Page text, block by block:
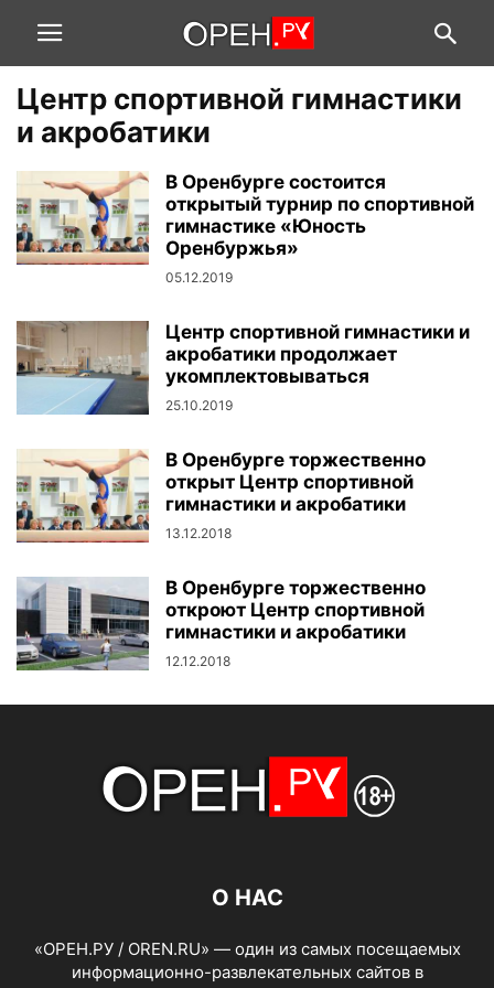
Центр спортивной гимнастики
и акробатики
В Оренбурге состоится
открытый турнир по спортивной
гимнастике «Юность
Оренбуржья»
05.12.2019
Центр спортивной гимнастики и
акробатики продолжает
укомплектовываться
25.10.2019
В Оренбурге торжественно
открыт Центр спортивной
гимнастики и акробатики
13.12.2018
В Оренбурге торжественно
откроют Центр спортивной
гимнастики и акробатики
12.12.2018
О НАС
«ОРЕН.РУ / OREN.RU» — один из самых посещаемых
информационно-развлекательных сайтов в